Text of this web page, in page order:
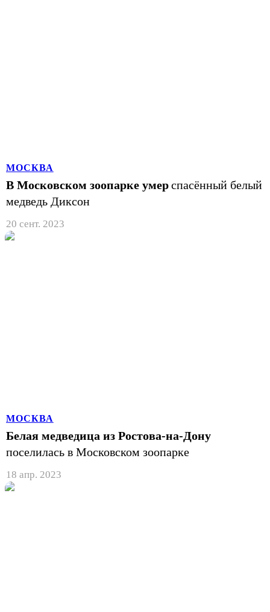
МОСКВА
В Московском зоопарке умерспасённый белый
медведь Диксон
20 сент. 2023
МОСКВА
Белая медведица из Ростова-на-Дону
поселилась в Московском зоопарке
18 апр. 2023